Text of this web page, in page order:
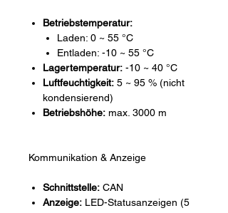
Betriebstemperatur:
Laden: 0 ~ 55 °C
Entladen: -10 ~ 55 °C
Lagertemperatur: -10 ~ 40 °C
Luftfeuchtigkeit: 5 ~ 95 % (nicht
kondensierend)
Betriebshöhe: max. 3000 m
Kommunikation & Anzeige
Schnittstelle: CAN
Anzeige: LED-Statusanzeigen (5